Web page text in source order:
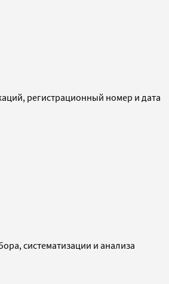
регистрационный номер и дата
систематизации и анализа